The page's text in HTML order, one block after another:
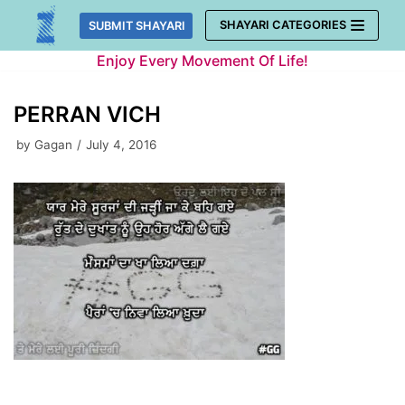
Skip
SUBMIT SHAYARI SHAYARI CATEGORIES
Enjoy Every Movement Of Life!
PERRAN VICH
by Gagan July 4, 2016